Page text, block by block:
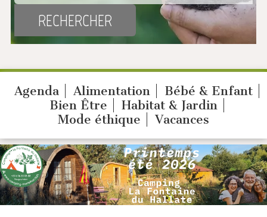
Agenda Alimentation
Bébé & Enfant
Bien Être
Habitat & Jardin
Mode éthique
Vacances